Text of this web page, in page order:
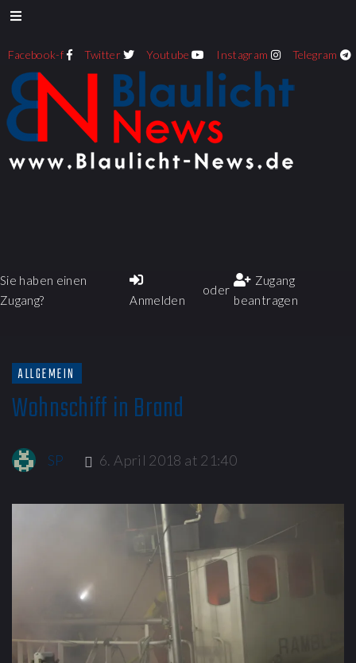
Facebook-f Twitter Youtube Instagram Telegram
Sie haben einen
Zugang?
Anmelden
oder
Zugang
beantragen
ALLGEMEIN
Wohnschiff in Brand
SP 6. April 2018 at 21:40